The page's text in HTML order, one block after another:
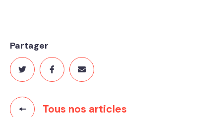
Tous nos articles
Partager